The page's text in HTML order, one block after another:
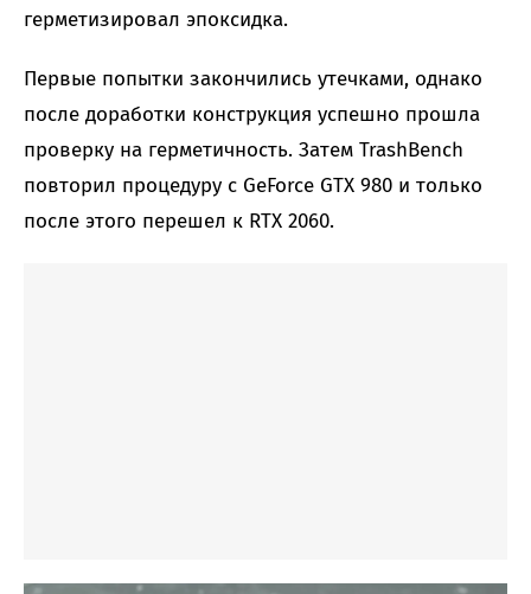
герметизировал эпоксидка.
Первые попытки закончились утечками, однако
после доработки конструкция успешно прошла
проверку на герметичность. Затем TrashBench
повторил процедуру с GeForce GTX 980 и только
после этого перешел к RTX 2060.